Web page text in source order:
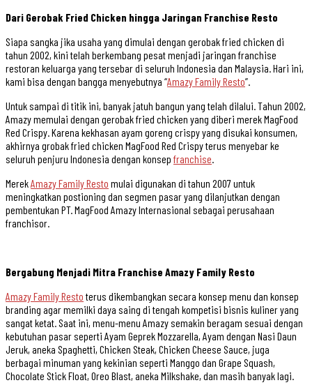
Dari Gerobak Fried Chicken hingga Jaringan Franchise Resto
Siapa sangka jika usaha yang dimulai dengan gerobak fried chicken di
tahun 2002, kini telah berkembang pesat menjadi jaringan franchise
restoran keluarga yang tersebar di seluruh Indonesia dan Malaysia. Hari ini,
kami bisa dengan bangga menyebutnya “Amazy Family Resto”.
Untuk sampai di titik ini, banyak jatuh bangun yang telah dilalui. Tahun 2002,
Amazy memulai dengan gerobak fried chicken yang diberi merek MagFood
Red Crispy. Karena kekhasan ayam goreng crispy yang disukai konsumen,
akhirnya grobak fried chicken MagFood Red Crispy terus menyebar ke
seluruh penjuru Indonesia dengan konsep franchise
MerekAmazy Family Resto mulai digunakan di tahun 2007 untuk
meningkatkan postioning dan segmen pasar yang dilanjutkan dengan
pembentukan PT. MagFood Amazy Internasional sebagai perusahaan
franchisor.
Bergabung Menjadi Mitra Franchise Amazy Family Resto
Amazy Family Resto terus dikembangkan secara konsep menu dan konsep
branding agar memilki daya saing di tengah kompetisi bisnis kuliner yang
sangat ketat. Saat ini, menu-menu Amazy semakin beragam sesuai dengan
kebutuhan pasar seperti Ayam Geprek Mozzarella, Ayam dengan Nasi Daun
Jeruk, aneka Spaghetti, Chicken Steak, Chicken Cheese Sauce, juga
berbagai minuman yang kekinian seperti Manggo dan Grape Squash,
Chocolate Stick Float, Oreo Blast, aneka Milkshake, dan masih banyak lagi.